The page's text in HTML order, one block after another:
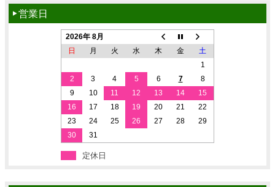
営業日
2026年 8月
日
月 火 水 木 金
土
1
2
3 4 5 6 7
8
9
10 11 12 13 14
15
16
17 18 19 20 21
22
23
24 25 26 27 28
29
30
31
定休日